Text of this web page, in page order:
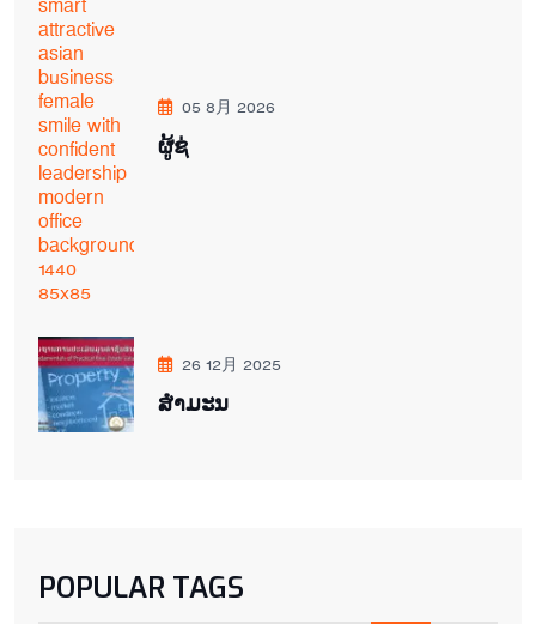
05 8月 2026
ຜູ້ຊ່
26 12月 2025
ສຳມະນ
POPULAR TAGS